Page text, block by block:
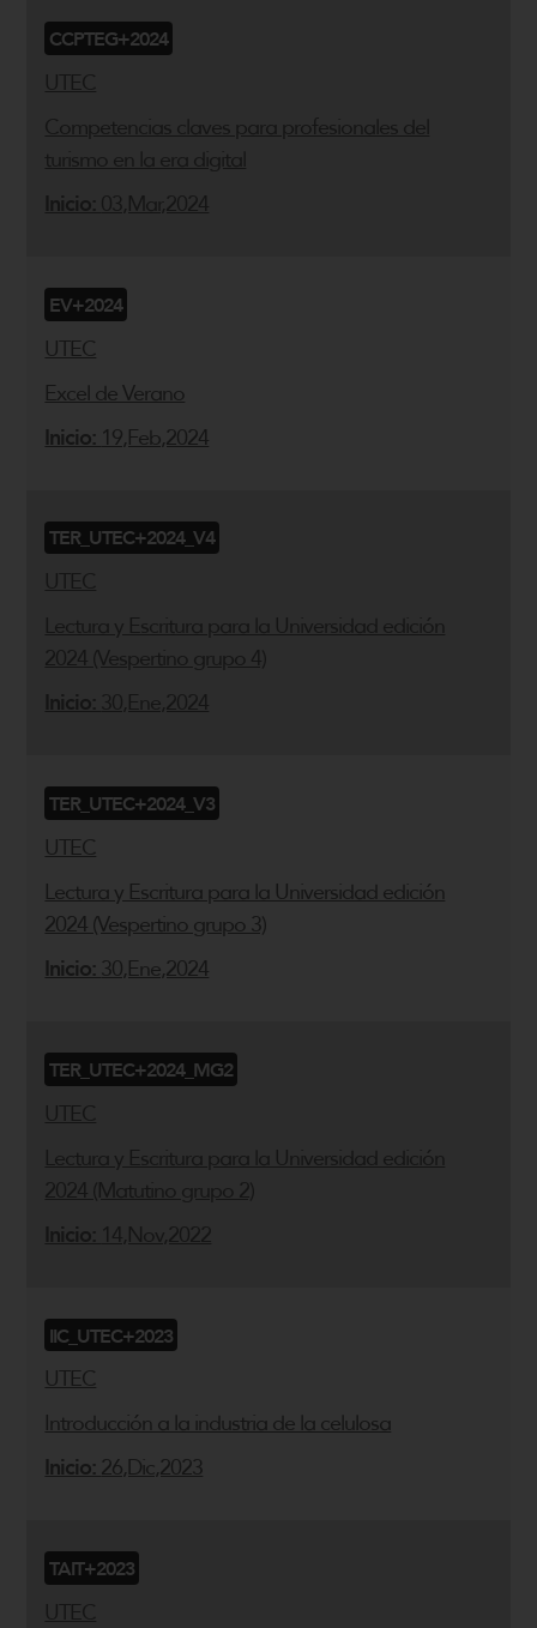
CCPTEG+2024
UTEC
Competencias claves para profesionales del
turismo en la era digital
Inicio: 03,Mar,2024
EV+2024
UTEC
Excel de Verano
Inicio: 19,Feb,2024
TER_UTEC+2024_V4
UTEC
Lectura y Escritura para la Universidad edición
2024 (Vespertino grupo 4)
Inicio: 30,Ene,2024
TER_UTEC+2024_V3
UTEC
Lectura y Escritura para la Universidad edición
2024 (Vespertino grupo 3)
Inicio: 30,Ene,2024
TER_UTEC+2024_MG2
UTEC
Lectura y Escritura para la Universidad edición
2024 (Matutino grupo 2)
Inicio: 14,Nov,2022
IIC_UTEC+2023
UTEC
Introducción a la industria de la celulosa
Inicio: 26,Dic,2023
TAIT+2023
UTEC